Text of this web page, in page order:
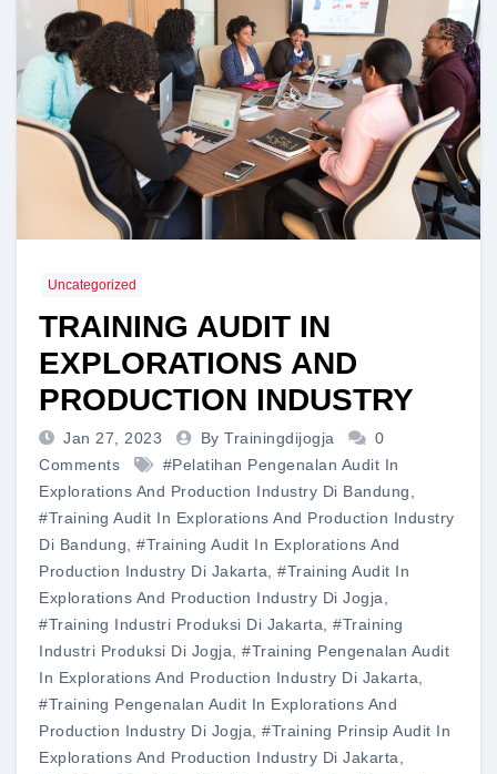
Uncategorized
TRAINING AUDIT IN
EXPLORATIONS AND
PRODUCTION INDUSTRY
Jan 27, 2023 By Trainingdijogja
0
Comments
#pelatihan Pengenalan Audit In
Explorations And Production Industry Di Bandung,
#training Audit In Explorations And Production Industry
Di Bandung, #training Audit In Explorations And
Production Industry Di Jakarta, #training Audit In
Explorations And Production Industry Di Jogja,
#training Industri Produksi Di Jakarta, #training
Industri Produksi Di Jogja, #training Pengenalan Audit
In Explorations And Production Industry Di Jakarta,
#training Pengenalan Audit In Explorations And
Production Industry Di Jogja, #training Prinsip Audit In
Explorations And Production Industry Di Jakarta,